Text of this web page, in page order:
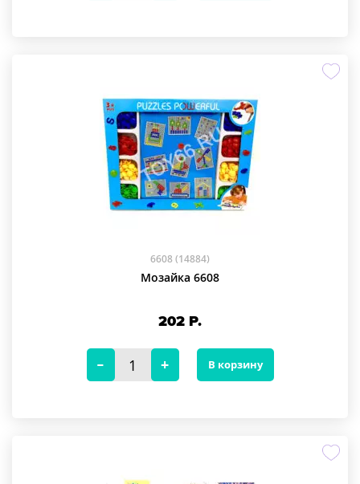
6608 (14884)
Мозайка 6608
202 Р.
В корзину